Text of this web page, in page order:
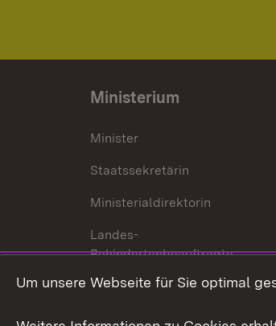
Ministerium
Minister
Staatssekretärin
Ministerialdirektorin
Landes-
Behindertenbeauftragte
Bürgerreferent
Karriere
Um unsere Webseite für Sie optimal